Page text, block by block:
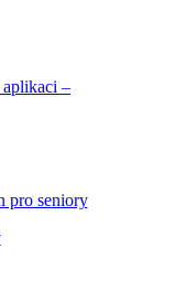
–
pro seniory